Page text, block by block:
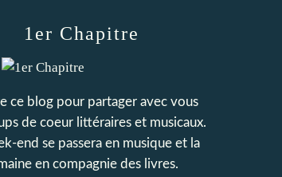
1er Chapitre
ce blog pour partager avec vous
de coeur littéraires et musicaux.
end se passera en musique et la
en compagnie des livres.